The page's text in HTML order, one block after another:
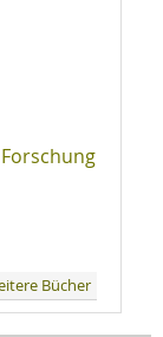
Bücher